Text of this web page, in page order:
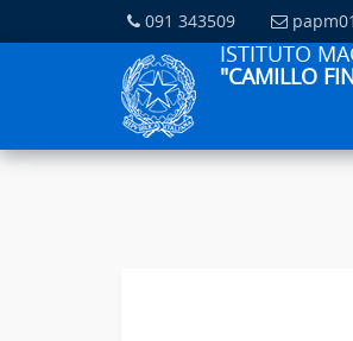
091 343509
ISTITUTO
"CAMILLO